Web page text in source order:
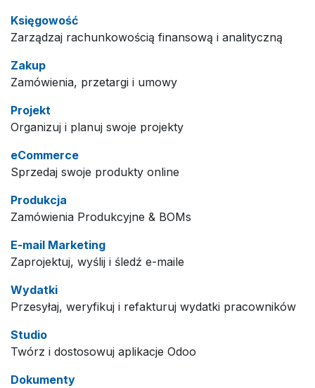
Księgowość
Zarządzaj rachunkowością finansową i analityczną
Zakup
Zamówienia, przetargi i umowy
Projekt
Organizuj i planuj swoje projekty
eCommerce
Sprzedaj swoje produkty online
Produkcja
Zamówienia Produkcyjne & BOMs
E-mail Marketing
Zaprojektuj, wyślij i śledź e-maile
Wydatki
Przesyłaj, weryfikuj i refakturuj wydatki pracowników
Studio
Twórz i dostosowuj aplikacje Odoo
Dokumenty